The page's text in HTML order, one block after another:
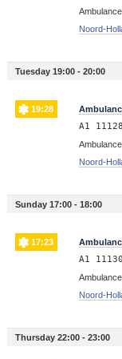
Noord-
Tuesday 19:00 - 20:00
19:28
A1
Noord-
Sunday 17:00 - 18:00
17:23
A1
Noord-
Thursday 22:00 - 23:00